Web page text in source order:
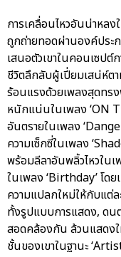
การเคลื่อนไหวอันน่าหล
ถูกถ่ายทอดผ่านองค์ประ
เสนอตัวเขาในคอนเซปต์
ชีวิตลึกลับผู้เปี่ยมเสน่ห์ต
ร้อนแรงด้วยเพลงสุดทร
หนักแน่นในเพลง ‘ON
อันตรายในเพลง
ความเซ็กซี่ในเพลง
พร้อมลีลาอันพลิ้วไหวใน
ในเพลง ‘Birthday’ โด
ความแปลกใหม่ให้กับแต่ล
ทั้งรูปแบบการแสดง, ดน
สอดคล้องกัน ล้วนแสดง
ชั้นของเขาในฐานะ